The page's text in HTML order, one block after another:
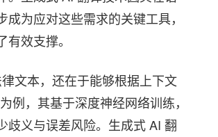
为应对这些需求的关键工具，
效支撑。
文本，还在于能够根据上下文
，其基于深度神经网络训练，
歧义与误差风险。生成式 AI 翻